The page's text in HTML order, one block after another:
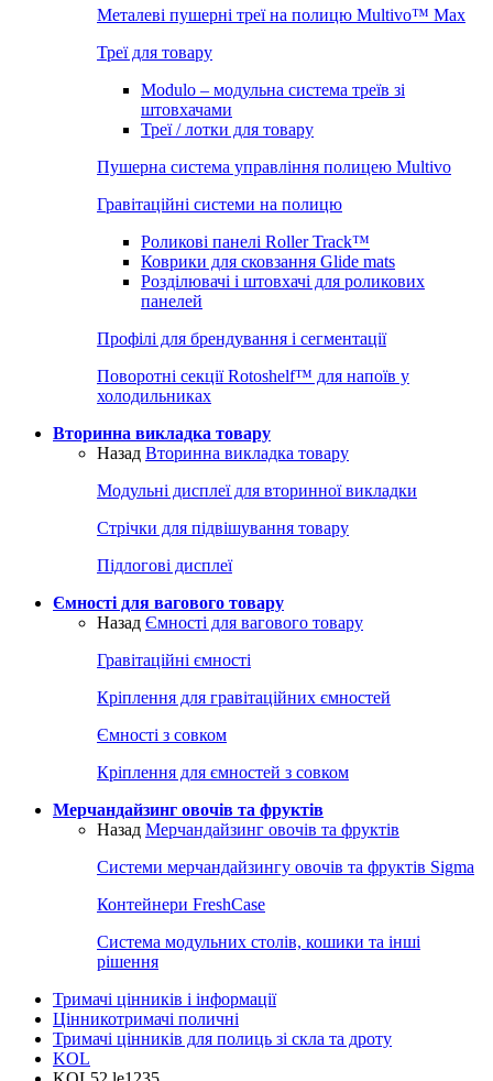
Металеві пушерні треї на полицю Multivo™ Max
Треї для товару
Modulo – модульна система треїв зі
штовхачами
Треї / лотки для товару
Пушерна система управління полицею Multivo
Гравітаційні системи на полицю
Роликові панелі Roller Track™
Коврики для сковзання Glide mats
Розділювачі і штовхачі для роликових
панелей
Профілі для брендування і сегментації
Поворотні секції Rotoshelf™ для напоїв у
холодильниках
Вторинна викладка товару
Назад Вторинна викладка товару
Модульні дисплеї для вторинної викладки
Стрічки для підвішування товару
Підлогові дисплеї
Ємності для вагового товару
Назад Ємності для вагового товару
Гравітаційні ємності
Кріплення для гравітаційних ємностей
Ємності з совком
Кріплення для ємностей з совком
Мерчандайзинг овочів та фруктів
Назад Мерчандайзинг овочів та фруктів
Системи мерчандайзингу овочів та фруктів Sigma
Контейнери FreshCase
Система модульних столів, кошики та інші
рішення
Тримачі цінників і інформації
Цінникотримачі поличні
Тримачі цінників для полиць зі скла та дроту
KOL